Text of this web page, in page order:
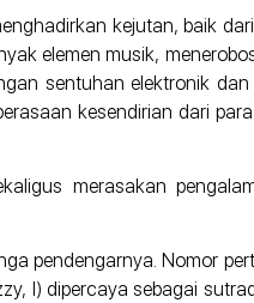
kejutan, baik
elemen musik,
sentuhan elektronik dan
kesendirian dari
merasakan
pendengarnya. Nomor
I) dipercaya sebagai